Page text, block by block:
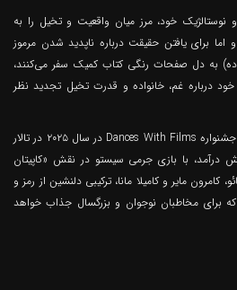
نوستالژیک خود، مرز میان واقعیت و تخیل را به
برای یافتن حقیقت درباره ناپدید شدن مرموز
به دل صفحات رنگی کتاب کمیک سفر می‌کنند،
درباره غم، خانواده و قدرت تخیل تجدید نظر
این فیلم که به عنوان فیلم اختتامیه جشنواره Dances With Films در سال ۲۰۲۵ در تالار
درآمد، با بازی جرمی سیستو در نقش «کاپیتان
مایر و کامیلا مانا، ترکیبی دلنشین از رمز و
برای مخاطبان نوجوان و بزرگسال جذاب خواهد